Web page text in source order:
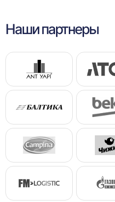
Наши партнеры